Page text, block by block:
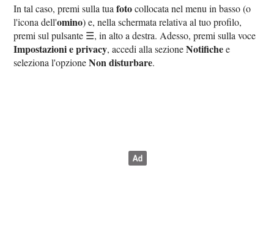
In tal caso, premi sulla tuafotocollocata nel menu in basso (o
l'icona dell'omino) e, nella schermata relativa al tuo profilo,
premi sul pulsante ☰, in alto a destra. Adesso, premi sulla voce
Impostazioni e privacy, accedi alla sezioneNotifichee
seleziona l'opzioneNon disturbare.